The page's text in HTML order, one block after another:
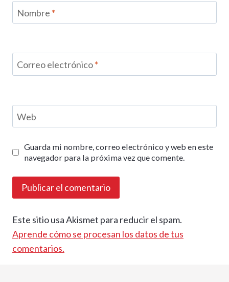
Nombre *
Correo electrónico*
Web
Guarda mi nombre, correo electrónico y web en este
navegador para la próxima vez que comente.
Este sitio usa Akismet para reducir el spam.
Aprende cómo se procesan los datos de tus
comentarios.